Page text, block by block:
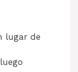
lugar de